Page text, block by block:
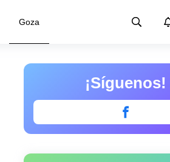
Goza
¡Síguenos!